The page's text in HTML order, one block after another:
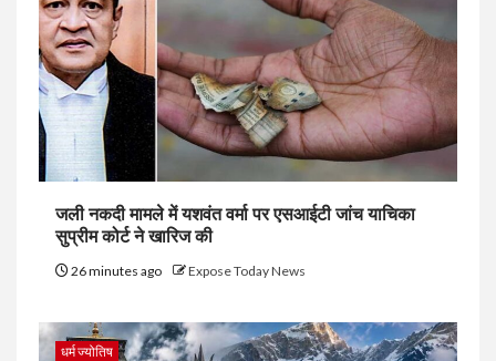
जली नकदी मामले में यशवंत वर्मा पर एसआईटी जांच याचिका
सुप्रीम कोर्ट ने खारिज की
26 minutes ago Expose Today News
धर्म ज्योतिष